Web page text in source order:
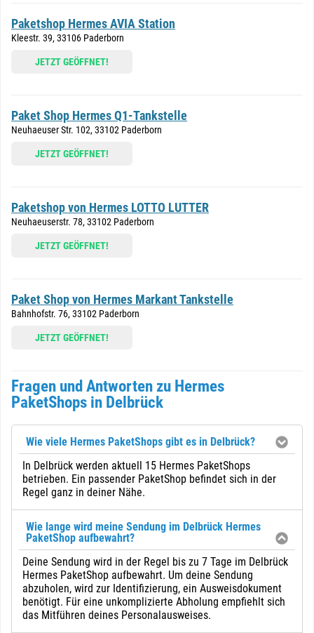
Paketshop Hermes AVIA Station
Kleestr. 39, 33106 Paderborn
JETZT GEÖFFNET!
Paket Shop Hermes Q1-Tankstelle
Neuhaeuser Str. 102, 33102 Paderborn
JETZT GEÖFFNET!
Paketshop von Hermes LOTTO LUTTER
Neuhaeuserstr. 78, 33102 Paderborn
JETZT GEÖFFNET!
Paket Shop von Hermes Markant Tankstelle
Bahnhofstr. 76, 33102 Paderborn
JETZT GEÖFFNET!
Fragen und Antworten zu Hermes
PaketShops in Delbrück
Wie viele Hermes PaketShops gibt es in Delbrück?
In Delbrück werden aktuell 15 Hermes PaketShops
betrieben. Ein passender PaketShop befindet sich in der
Regel ganz in deiner Nähe.
Wie lange wird meine Sendung im Delbrück Hermes
PaketShop aufbewahrt?
Deine Sendung wird in der Regel bis zu 7 Tage im Delbrück
Hermes PaketShop aufbewahrt. Um deine Sendung
abzuholen, wird zur Identifizierung, ein Ausweisdokument
benötigt. Für eine unkomplizierte Abholung empfiehlt sich
das Mitführen deines Personalausweises.